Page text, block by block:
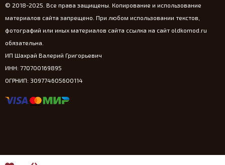
© 2018-2025. Все права защищены. Копирование и использование
материалов сайта запрещено. При любом использовании текстов,
фотографий или иных материалов сайта ссылка на сайт oldkomod.ru
обязательна.
ИП Шахрай Валерий Григорьевич
ИНН: 770700169895
ОГРНИП: 309774605600114